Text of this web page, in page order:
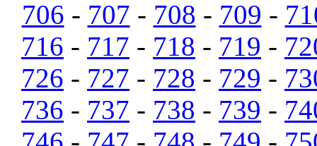
706 - 707 - 708 - 709 -
716 - 717 - 718 - 719 -
726 - 727 - 728 - 729 -
736 - 737 - 738 - 739 -